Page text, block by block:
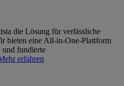
die Lösung für verlässliche
bieten eine All-in-One-Plattform
und fundierte
erfahren